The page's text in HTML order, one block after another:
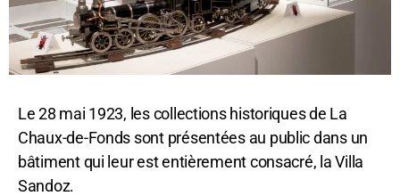
Le 28 mai 1923, les collections historiques de La
Chaux-de-Fonds sont présentées au public dans un
bâtiment qui leur est entièrement consacré, la Villa
Sandoz.